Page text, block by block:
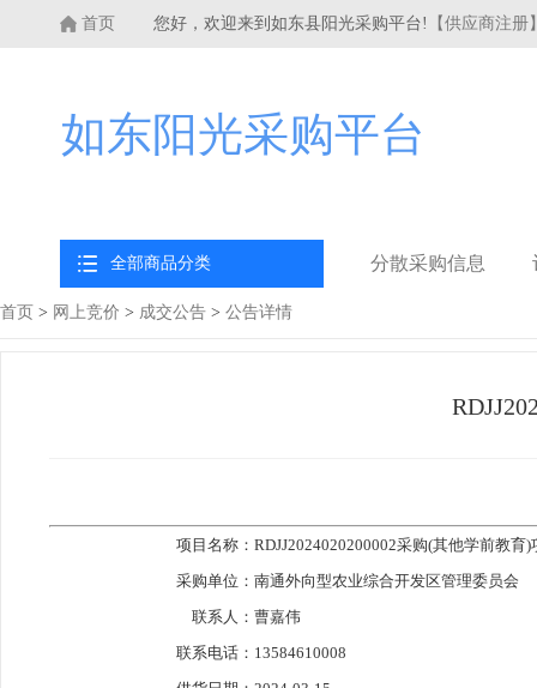
首页 您好，欢迎来到如东县阳光采购平台! 【供应商注册
如东阳光采购平台
全部商品分类 分散采购信息
首页 > 网上竞价 > 成交公告 > 公告详情
项目名称： RDJJ2024020200002采购(其他学前教育)
采购单位： 南通外向型农业综合开发区管理委员会
联系人： 曹嘉伟
联系电话： 13584610008